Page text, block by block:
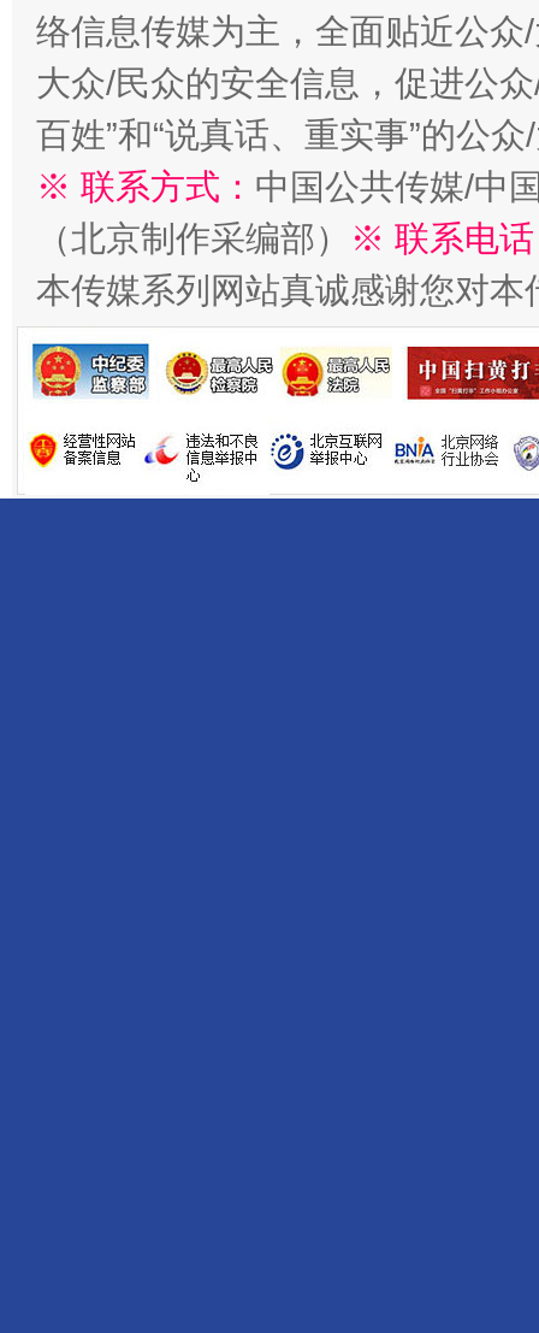
法徽映军营 权益有保障
络信息传媒为主，全面贴近公
大众/民众的安全信息，促进公
百姓”和“说真话、重实事”的公
※ 联系方式： 中国公共传媒/中
（北京制作采编部）
※ 联系电
本传媒系列网站真诚感谢您对